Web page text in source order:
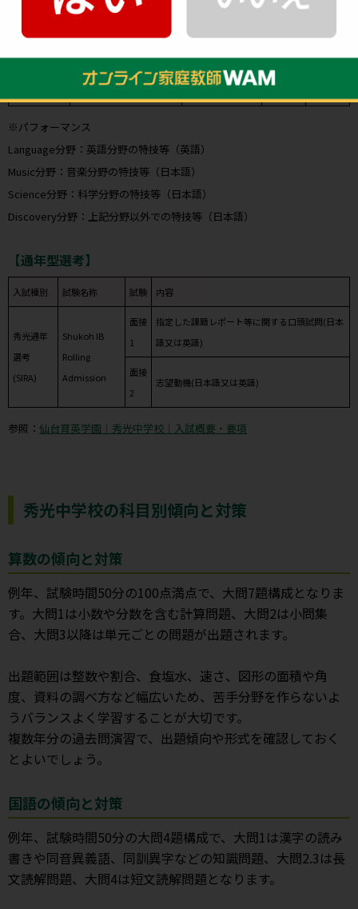
(秀光PA)
Admission)入試
(日本語又は英語)
パフォーマンス
－
※パフォーマンス
Language分野：英語分野の特技等（英語）
Music分野：音楽分野の特技等（日本語）
Science分野：科学分野の特技等（日本語）
Discovery分野：上記分野以外での特技等（日本語）
【通年型選考】
入試種別 試験名称 試験 内容
秀光通年
選考
(SIRA)
Shukoh IB
Rolling
Admission
面接
1
指定した課題レポート等に関する口頭試問(日本
語又は英語)
面接
2
志望動機(日本語又は英語)
参照： 仙台育英学園｜秀光中学校｜入試概要・要項
秀光中学校の科目別傾向と対策
算数の傾向と対策
例年、試験時間50分の100点満点で、大問7題構成となりま
す。大問1は小数や分数を含む計算問題、大問2は小問集
合、大問3以降は単元ごとの問題が出題されます。
出題範囲は整数や割合、食塩水、速さ、図形の面積や角
度、資料の調べ方など幅広いため、苦手分野を作らないよ
うバランスよく学習することが大切です。
複数年分の過去問演習で、出題傾向や形式を確認しておく
とよいでしょう。
国語の傾向と対策
例年、試験時間50分の大問4題構成で、大問1は漢字の読み
書きや同音異義語、同訓異字などの知識問題、大問2.3は長
文読解問題、大問4は短文読解問題となります。